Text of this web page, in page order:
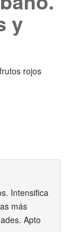
y
rojos
Intensifica
más
Apto